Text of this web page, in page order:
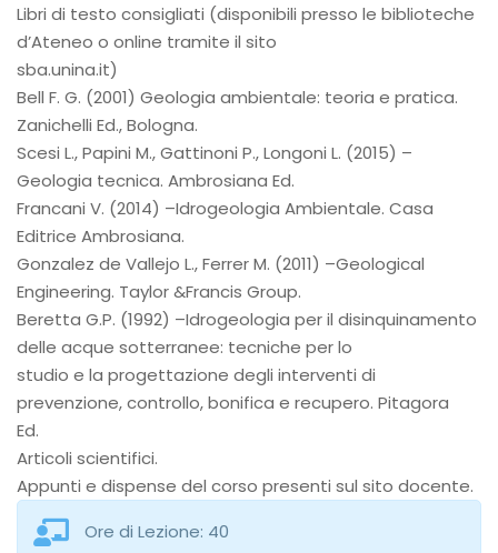
Libri di testo consigliati (disponibili presso le biblioteche
d’Ateneo o online tramite il sito
sba.unina.it)
Bell F. G. (2001) Geologia ambientale: teoria e pratica.
Zanichelli Ed., Bologna.
Scesi L., Papini M., Gattinoni P., Longoni L. (2015) –
Geologia tecnica. Ambrosiana Ed.
Francani V. (2014) –Idrogeologia Ambientale. Casa
Editrice Ambrosiana.
Gonzalez de Vallejo L., Ferrer M. (2011) –Geological
Engineering. Taylor &Francis Group.
Beretta G.P. (1992) –Idrogeologia per il disinquinamento
delle acque sotterranee: tecniche per lo
studio e la progettazione degli interventi di
prevenzione, controllo, bonifica e recupero. Pitagora
Ed.
Articoli scientifici.
Appunti e dispense del corso presenti sul sito docente.
Ore di Lezione: 40